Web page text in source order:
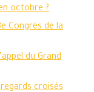
octobre ?
Congrès de la
du Grand
croisés